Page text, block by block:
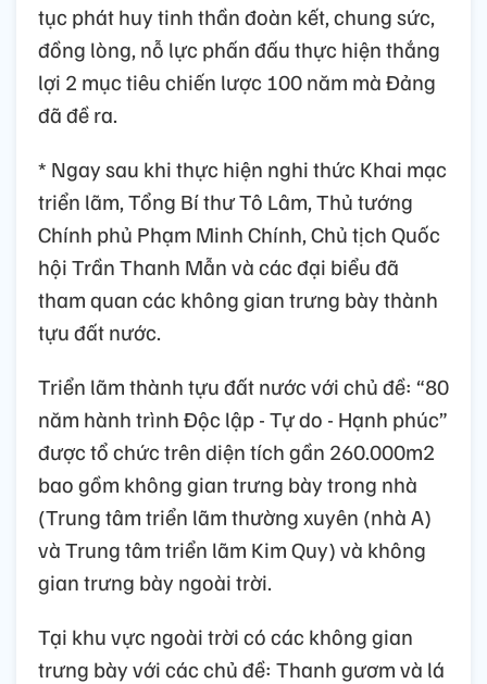
tục phát huy tinh thần đoàn kết, chung sức,
đồng lòng, nỗ lực phấn đấu thực hiện thắng
lợi 2 mục tiêu chiến lược 100 năm mà Đảng
đã đề ra.
* Ngay sau khi thực hiện nghi thức Khai mạc
triển lãm, Tổng Bí thư Tô Lâm, Thủ tướng
Chính phủ Phạm Minh Chính, Chủ tịch Quốc
hội Trần Thanh Mẫn và các đại biểu đã
tham quan các không gian trưng bày thành
tựu đất nước.
Triển lãm thành tựu đất nước với chủ đề: “80
năm hành trình Độc lập - Tự do - Hạnh phúc”
được tổ chức trên diện tích gần 260.000m2
bao gồm không gian trưng bày trong nhà
(Trung tâm triển lãm thường xuyên (nhà A)
và Trung tâm triển lãm Kim Quy) và không
gian trưng bày ngoài trời.
Tại khu vực ngoài trời có các không gian
trưng bày với các chủ đề: Thanh gươm và lá